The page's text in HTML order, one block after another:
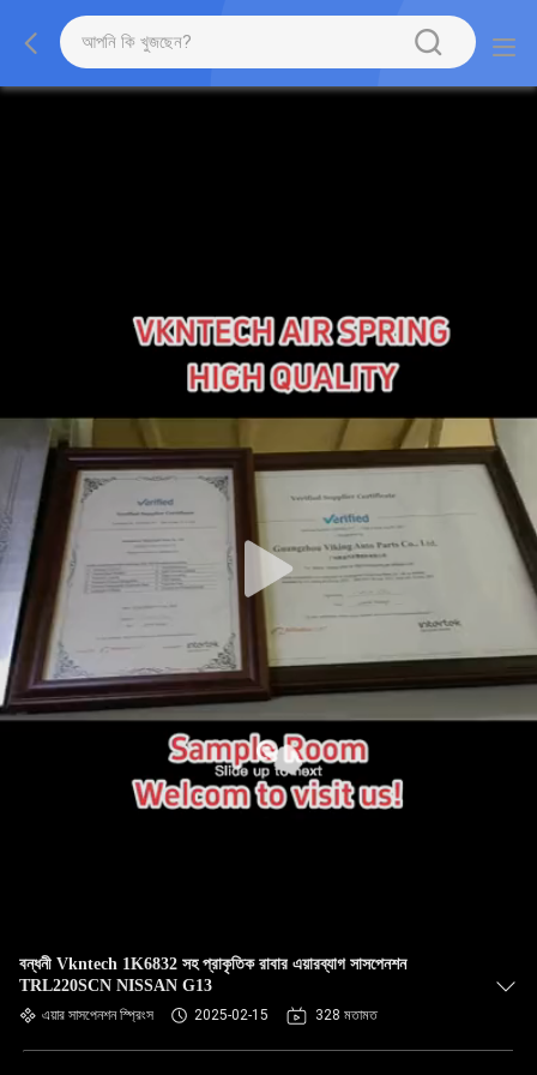
বন্ধনী Vkntech 1K6832 সহ প্রাকৃতিক রাবার এয়ারব্যাগ সাসপেনশন
TRL220SCN NISSAN G13
এয়ার সাসপেনশন স্প্রিংস 2025-02-15 328 মতামত